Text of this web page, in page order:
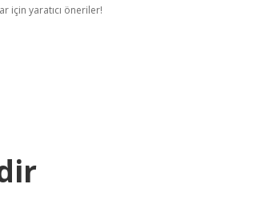
için yaratıcı öneriler!